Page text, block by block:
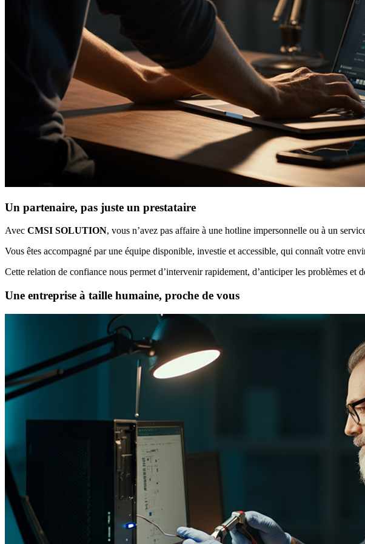
Un partenaire, pas juste un prestataire
Avec CMSI SOLUTION, vous n’avez pas affaire à une hotline impersonnelle ou à un
Vous êtes accompagné par une équipe disponible, investie et accessible, qui connaît votre
Cette relation de confiance nous permet d’intervenir rapidement, d’anticiper les problèmes et
Une entreprise à taille humaine, proche de vous